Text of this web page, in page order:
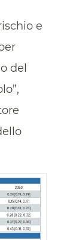
e
del